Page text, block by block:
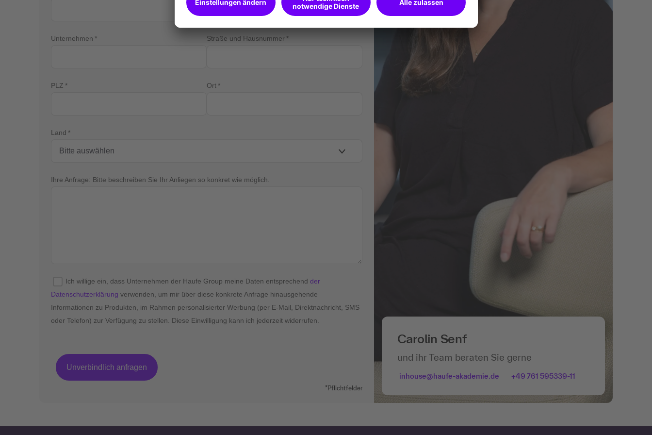
Carolin Senf
und ihr Team beraten Sie gerne
inhouse@haufe-akademie.de +49 761 595339-11
Unternehmen Straße und Hausnummer
PLZ Ort
Land
Ihre Anfrage: Bitte beschreiben Sie Ihr Anliegen so konkret wie möglich.
Ich willige ein, dass Unternehmen der Haufe Group meine Daten entsprechendder
Datenschutzerklärung verwenden, um mir über diese konkrete Anfrage hinausgehende
Informationen zu Produkten, im Rahmen personalisierter Werbung (per E-Mail, Direktnachricht, SMS
oder Telefon) zur Verfügung zu stellen. Diese Einwilligung kann ich jederzeit widerrufen.
*Pflichtfelder